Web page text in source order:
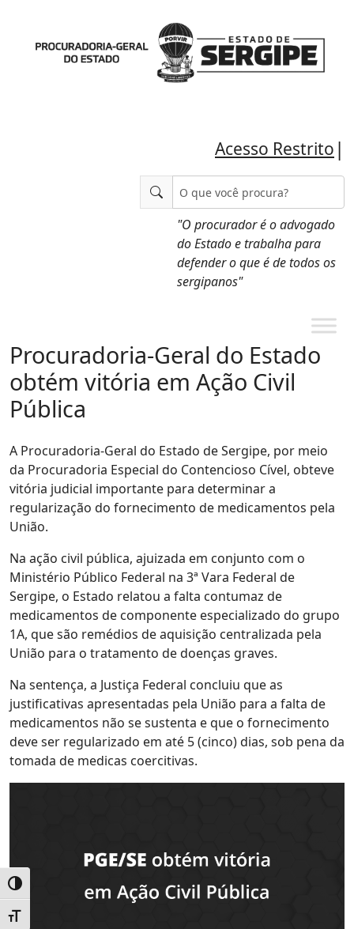
Alternar alto contraste
Alternar tamanho da fonte
Acesso Restrito |
"O procurador é o advogado
do Estado e trabalha para
defender o que é de todos os
sergipanos"
Procuradoria-Geral do Estado
obtém vitória em Ação Civil
Pública
A Procuradoria-Geral do Estado de Sergipe, por meio
da Procuradoria Especial do Contencioso Cível, obteve
vitória judicial importante para determinar a
regularização do fornecimento de medicamentos pela
União.
Na ação civil pública, ajuizada em conjunto com o
Ministério Público Federal na 3ª Vara Federal de
Sergipe, o Estado relatou a falta contumaz de
medicamentos de componente especializado do grupo
1A, que são remédios de aquisição centralizada pela
União para o tratamento de doenças graves.
Na sentença, a Justiça Federal concluiu que as
justificativas apresentadas pela União para a falta de
medicamentos não se sustenta e que o fornecimento
deve ser regularizado em até 5 (cinco) dias, sob pena da
tomada de medicas coercitivas.